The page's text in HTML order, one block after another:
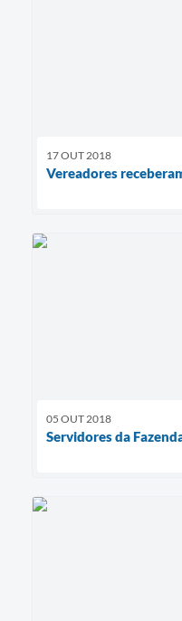
17 OUT 2018
Vereadores
05 OUT 2018
Servidores da